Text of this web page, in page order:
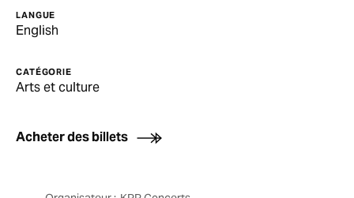
LANGUE
English
CATÉGORIE
Arts et culture
Acheter des billets